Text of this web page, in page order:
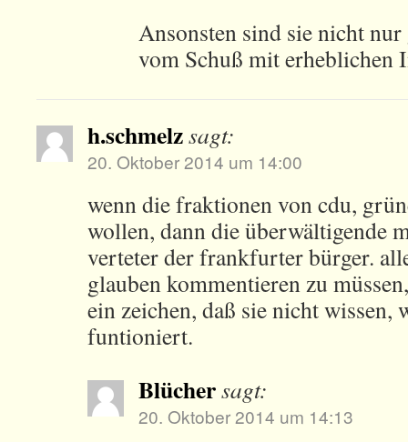
Ansonsten sind sie nicht
vom Schuß mit erheblichen
h.schmelzsagt:
20. Oktober 2014 um 14:00
wenn die fraktionen von cdu,
wollen, dann die überwältigende
verteter der frankfurter bürger.
glauben kommentieren zu
ein zeichen, daß sie nicht wissen,
funtioniert.
Blüchersagt:
20. Oktober 2014 um 14:13